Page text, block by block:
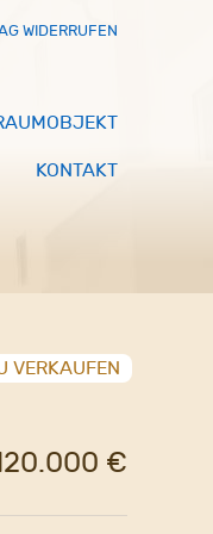
WIDERRUFEN
KONTAKT
VERKAUFEN
€